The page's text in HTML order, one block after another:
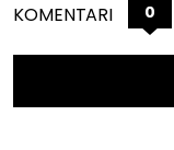
KOMENTARI 0